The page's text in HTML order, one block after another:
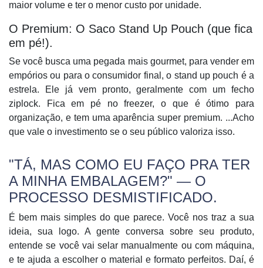
maior volume e ter o menor custo por unidade.
O Premium: O Saco Stand Up Pouch (que fica
em pé!).
Se você busca uma pegada mais gourmet, para vender em
empórios ou para o consumidor final, o stand up pouch é a
estrela. Ele já vem pronto, geralmente com um fecho
ziplock. Fica em pé no freezer, o que é ótimo para
organização, e tem uma aparência super premium. ...Acho
que vale o investimento se o seu público valoriza isso.
"TÁ, MAS COMO EU FAÇO PRA TER
A MINHA EMBALAGEM?" — O
PROCESSO DESMISTIFICADO.
É bem mais simples do que parece. Você nos traz a sua
ideia, sua logo. A gente conversa sobre seu produto,
entende se você vai selar manualmente ou com máquina,
e te ajuda a escolher o material e formato perfeitos. Daí, é